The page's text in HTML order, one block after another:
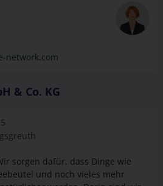
Ausbildung dauert 3 Jahre. Die
im Blockschulunterricht
Unterricht, zur
network.com
& Co. KG
sorgen dafür, dass Dinge wie
und noch vieles mehr